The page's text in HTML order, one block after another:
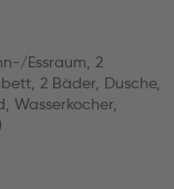
Essraum, 2
2 Bäder, Dusche,
Wasserkocher,